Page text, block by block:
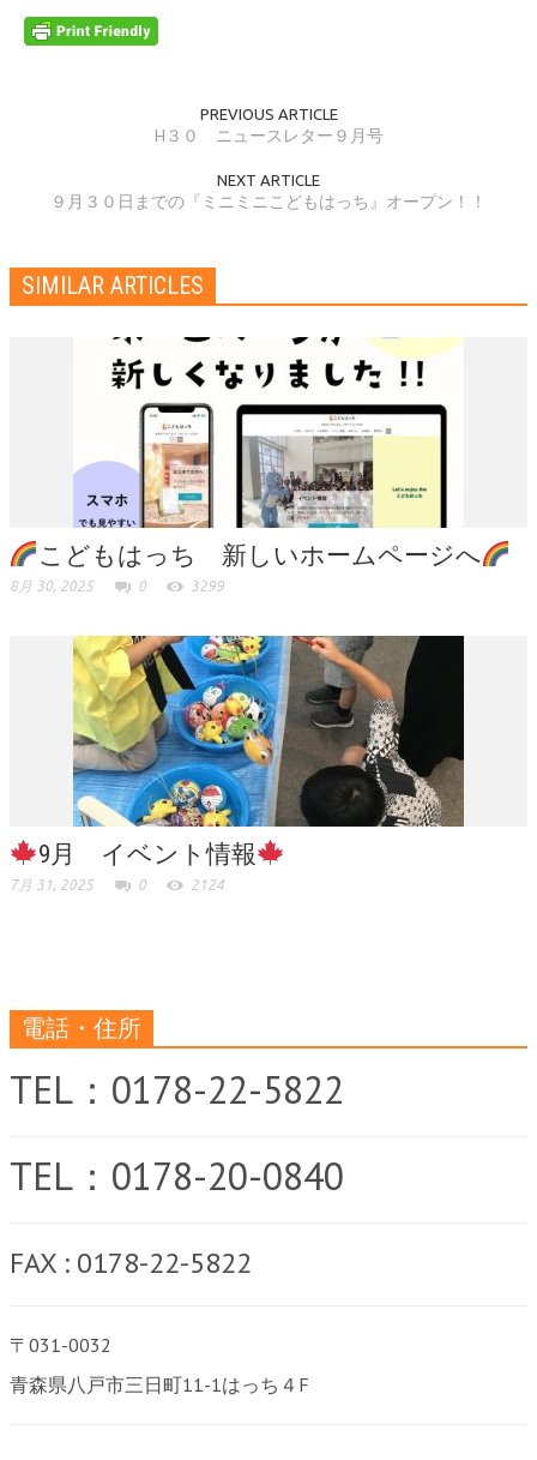
PREVIOUS ARTICLE
H３０ ニュースレター９月号
NEXT ARTICLE
９月３０日までの『ミニミニこどもはっち』オープン！！
SIMILAR ARTICLES
こどもはっち 新しいホームページへ
8月 30, 2025 0 3299
9月 イベント情報
7月 31, 2025 0 2124
電話・住所
TEL：0178-22-5822
TEL：0178-20-0840
FAX : 0178-22-5822
〒031-0032
青森県八戸市三日町11-1はっち４F